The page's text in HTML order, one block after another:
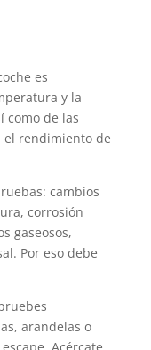
es
y la
como de las
el rendimiento de
cambios
corrosión
gaseosos,
Por eso debe
arandelas o